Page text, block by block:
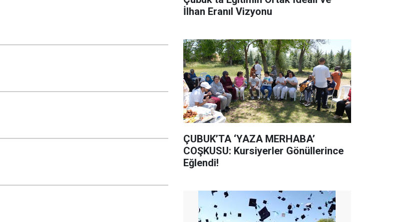
İlhan Eranıl Vizyonu
ÇUBUK’TA ‘YAZA MERHABA’
COŞKUSU: Kursiyerler Gönüllerince
Eğlendi!